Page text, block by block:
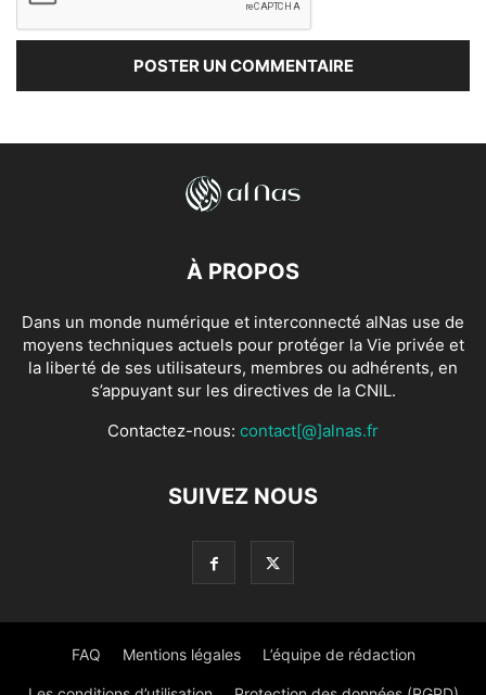
À PROPOS
Dans un monde numérique et interconnecté alNas use de
moyens techniques actuels pour protéger la Vie privée et
la liberté de ses utilisateurs, membres ou adhérents, en
s’appuyant sur les directives de la CNIL.
Contactez-nous: contact[@]alnas.fr
SUIVEZ NOUS
FAQ Mentions légales L’équipe de rédaction